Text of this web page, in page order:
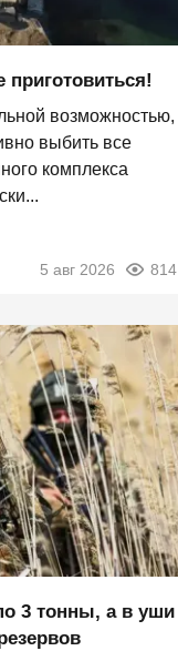
возможностью,
выбить все
комплекса
5 авг 2026 814
3 тонны, а в уши